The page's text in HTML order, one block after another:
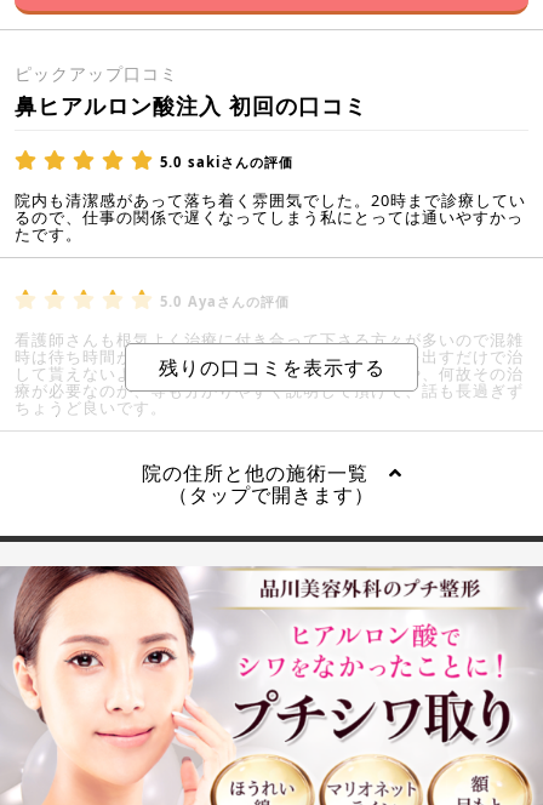
ピックアップ口コミ
鼻ヒアルロン酸注入 初回の口コミ
5.0 sakiさんの評価
院内も清潔感があって落ち着く雰囲気でした。20時まで診療してい
るので、仕事の関係で遅くなってしまう私にとっては通いやすかっ
たです。
5.0 Ayaさんの評価
看護師さんも根気よく治療に付き合って下さる方々が多いので混雑
時は待ち時間が長く感じますが、どこへ行っても薬を出すだけで治
して貰えないような患部も治して貰えます。治療法や、何故その治
療が必要なのか、等も分かりやすく説明して頂けて、話も長過ぎず
ちょうど良いです。
院の住所と他の施術一覧
（タップで開きます）